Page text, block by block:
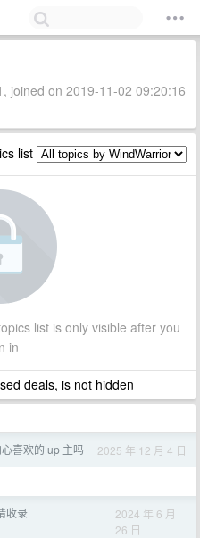
joined on 2019-11-02 09:20:16
list
list is only visible after you
in
deals, is not hidden
喜欢的 up 主吗 2025 年 12 月 4 日
收录
2024 年 6 月
26 日